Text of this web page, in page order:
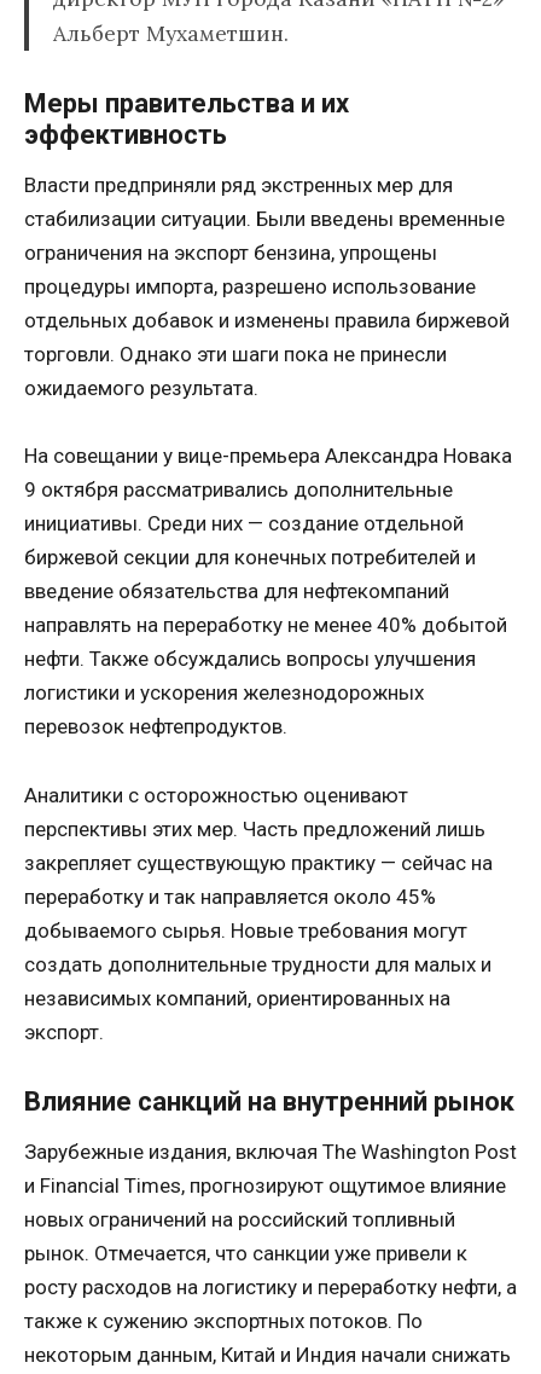
Альберт Мухаметшин.
Меры правительства и их
эффективность
Власти предприняли ряд экстренных мер для
стабилизации ситуации. Были введены временные
ограничения на экспорт бензина, упрощены
процедуры импорта, разрешено использование
отдельных добавок и изменены правила биржевой
торговли. Однако эти шаги пока не принесли
ожидаемого результата.
На совещании у вице-премьера Александра Новака
9 октября рассматривались дополнительные
инициативы. Среди них — создание отдельной
биржевой секции для конечных потребителей и
введение обязательства для нефтекомпаний
направлять на переработку не менее 40% добытой
нефти. Также обсуждались вопросы улучшения
логистики и ускорения железнодорожных
перевозок нефтепродуктов.
Аналитики с осторожностью оценивают
перспективы этих мер. Часть предложений лишь
закрепляет существующую практику — сейчас на
переработку и так направляется около 45%
добываемого сырья. Новые требования могут
создать дополнительные трудности для малых и
независимых компаний, ориентированных на
экспорт.
Влияние санкций на внутренний рынок
Зарубежные издания, включая The Washington Post
и Financial Times, прогнозируют ощутимое влияние
новых ограничений на российский топливный
рынок. Отмечается, что санкции уже привели к
росту расходов на логистику и переработку нефти, а
также к сужению экспортных потоков. По
некоторым данным, Китай и Индия начали снижать